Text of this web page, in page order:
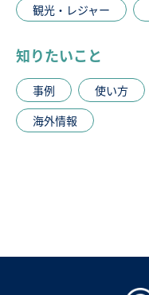
観光・レジャー
知りたいこと
事例 使い方
海外情報